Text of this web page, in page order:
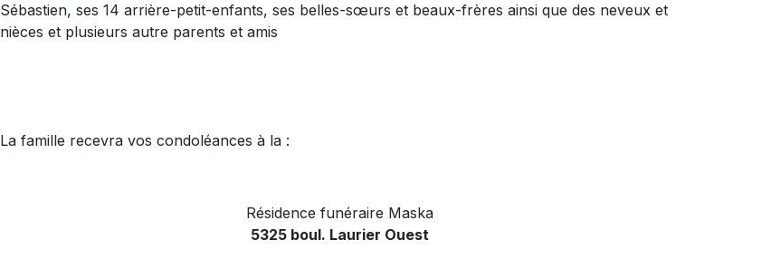
Sébastien, ses 14 arrière-petit-enfants, ses belles-sœurs et beaux-frères ainsi que des neveux et
nièces et plusieurs autre parents et amis
La famille recevra vos condoléances à la :
Résidence funéraire Maska
5325 boul. Laurier Ouest